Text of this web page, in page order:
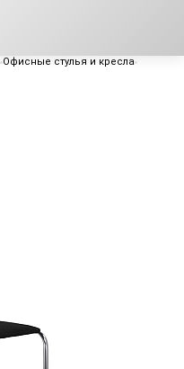
Офисные стулья и кресла